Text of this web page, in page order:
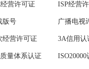
营许可证 ISP经营
版号 广播电视
经营许可证 3A信用认
量体系认证 ISO20000